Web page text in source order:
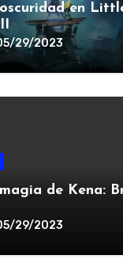
en
29/2023
de Kena:
29/2023